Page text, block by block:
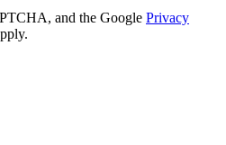
and the Google Privacy